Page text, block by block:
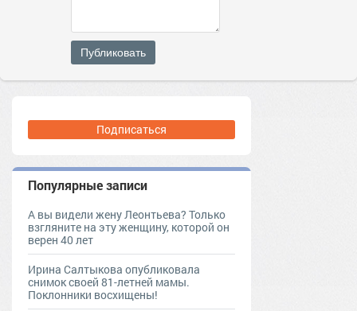
Публиковать
Подписаться
Популярные записи
А вы видели жену Леонтьева? Только
взгляните на эту женщину, которой он
верен 40 лет
Ирина Салтыкова опубликовала
снимок своей 81-летней мамы.
Поклонники восхищены!